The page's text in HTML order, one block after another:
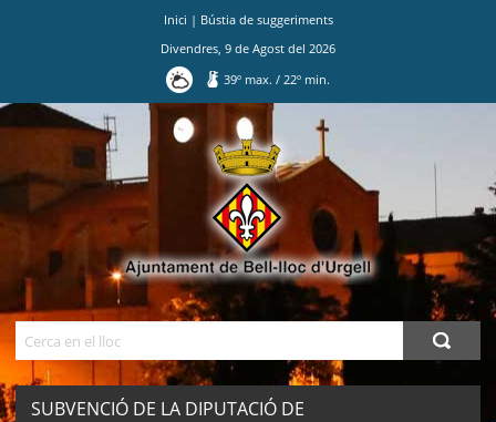
Inici | Bústia de suggeriments
Divendres 9 de Agost del 2026
39º max./ 22º min.
SUBVENCIÓ DE LA DIPUTACIÓ DE